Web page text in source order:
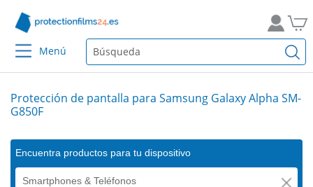
Menú
Protección de pantalla para Samsung Galaxy Alpha SM-
G850F
Encuentra productos para tu dispositivo
Smartphones & Teléfonos